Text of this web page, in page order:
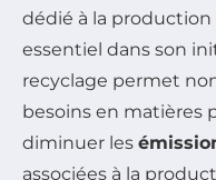
dédié à la production
essentiel dans son
recyclage permet
besoins en matières
diminuer les
associées à la